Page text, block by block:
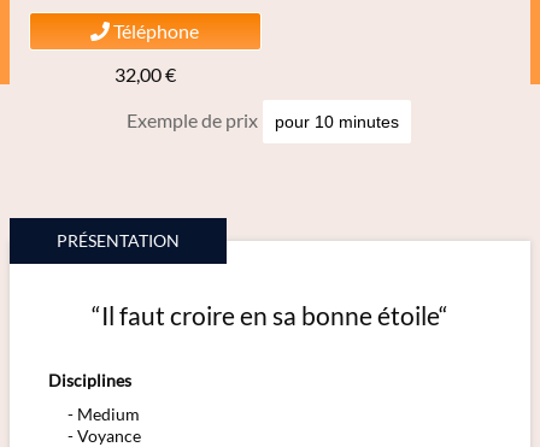
Téléphone
32,00 €
Exemple de prix
PRÉSENTATION
“Il faut croire en sa bonne étoile“
Disciplines
Medium
Voyance